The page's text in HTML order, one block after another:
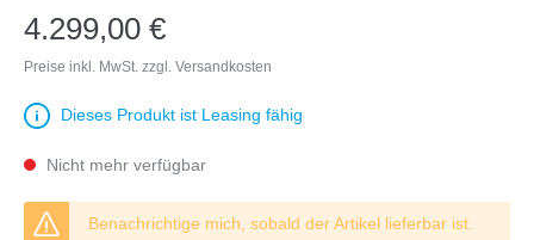
4.299,00 €
Preise inkl. MwSt. zzgl. Versandkosten
Dieses Produkt ist Leasing fähig
Nicht mehr verfügbar
Benachrichtige mich, sobald der Artikel lieferbar ist.